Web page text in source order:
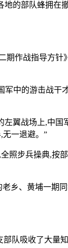
地的部队蜂拥在
期作战指导方针
中的游击战干
翼战场上,中国
无一退避。”
照步兵操典,按
乡、黄埔一期
队吸收了大量知